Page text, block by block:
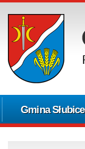
Gmina Słubice